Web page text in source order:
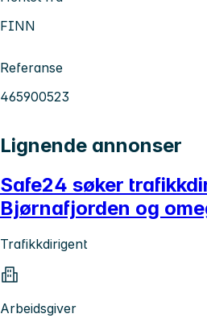
FINN
Referanse
465900523
Lignende annonser
Safe24 søker
Bjørnafjorden og
Trafikkdirigent
Arbeidsgiver